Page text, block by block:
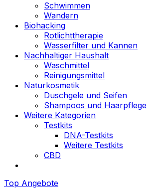
Schwimmen
Wandern
Biohacking
Rotlichttherapie
Wasserfilter und Kannen
Nachhaltiger Haushalt
Waschmittel
Reinigungsmittel
Naturkosmetik
Duschgele und Seifen
Shampoos und Haarpflege
Weitere Kategorien
Testkits
DNA-Testkits
Weitere Testkits
CBD
Top Angebote